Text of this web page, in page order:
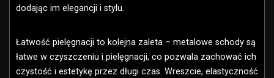
dodając im elegancji i stylu.
Łatwość pielęgnacji to kolejna zaleta – metalowe schody są
łatwe w czyszczeniu i pielęgnacji, co pozwala zachować ich
czystość i estetykę przez długi czas. Wreszcie, elastyczność